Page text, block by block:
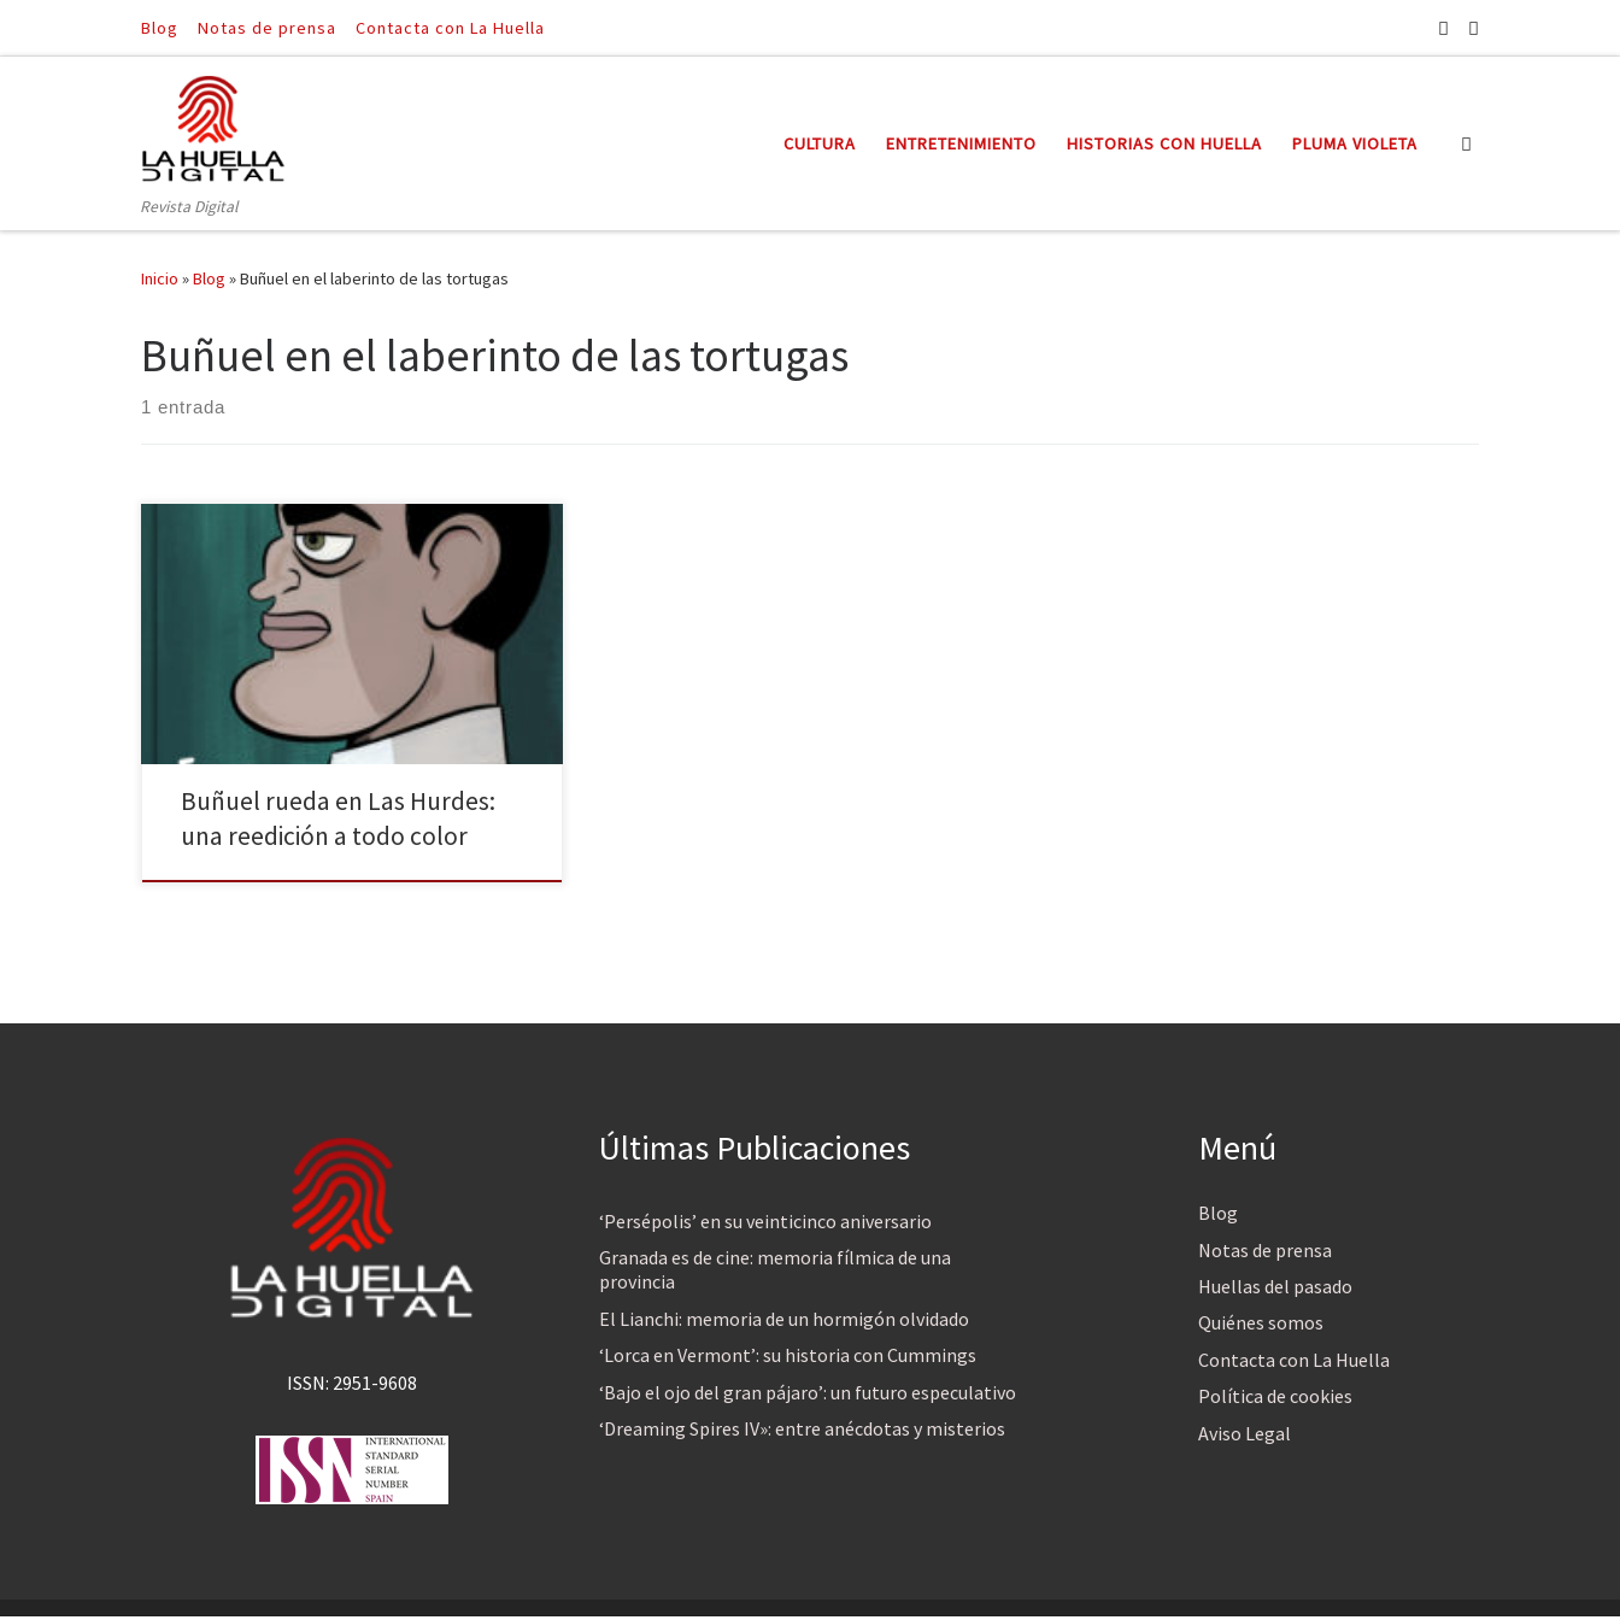
Saltar al contenido
Blog Notas de prensa Contacta con La Huella
Revista Digital
CULTURA ENTRETENIMIENTO HISTORIAS CON HUELLA PLUMA VIOLETA
Inicio »Blog »Buñuel en el laberinto de las tortugas
Buñuel en el laberinto de las tortugas
1 entrada
La figura de Luis Buñuel desembarca en Reservoir
Books en forma de novela gráfica, proveniente del
lápiz de Fermín Solís. ¿Su título? Buñuel en el laberinto
de las tortugas. Este interesante tomo nos acerca la
figura del aragonés de principios de los años treinta. A
pesar de ser una época de cambios, de búsqueda de
Buñuel rueda en Las Hurdes:
una reedición a todo color
ISSN: 2951-9608
Últimas Publicaciones
‘Persépolis’ en su veinticinco aniversario
Granada es de cine: memoria fílmica de una
provincia
El Lianchi: memoria de un hormigón olvidado
‘Lorca en Vermont’: su historia con Cummings
‘Bajo el ojo del gran pájaro’: un futuro especulativo
‘Dreaming Spires IV»: entre anécdotas y misterios
Menú
Blog
Notas de prensa
Huellas del pasado
Quiénes somos
Contacta con La Huella
Política de cookies
Aviso Legal